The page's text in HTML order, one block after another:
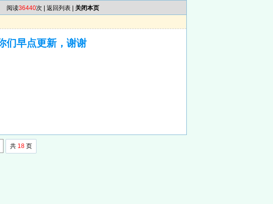
阅读36440次 | 返回列表 关闭本页
们早点更新，谢谢
共 18 页